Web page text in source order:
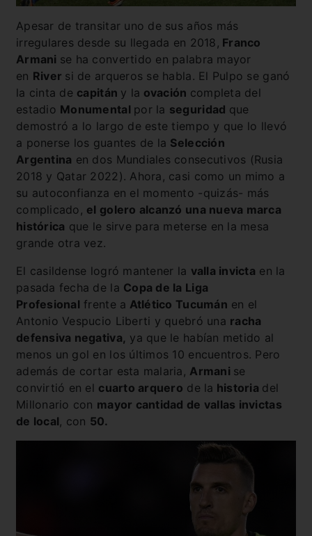
Apesar de transitar uno de sus años más
irregulares desde su llegada en 2018, Franco
Armani se ha convertido en palabra mayor
en River si de arqueros se habla. El Pulpo se ganó
la cinta de capitán y la ovación completa del
estadio Monumental por la seguridad que
demostró a lo largo de este tiempo y que lo llevó
a ponerse los guantes de la Selección
Argentina en dos Mundiales consecutivos (Rusia
2018 y Qatar 2022). Ahora, casi como un mimo a
su autoconfianza en el momento -quizás- más
complicado, el golero alcanzó una nueva marca
histórica que le sirve para meterse en la mesa
grande otra vez.
El casildense logró mantener la valla invicta en la
pasada fecha de la Copa de la Liga
Profesional frente a Atlético Tucumán en el
Antonio Vespucio Liberti y quebró una racha
defensiva negativa, ya que le habían metido al
menos un gol en los últimos 10 encuentros. Pero
además de cortar esta malaria, Armani se
convirtió en el cuarto arquero de la historia del
Millonario con mayor cantidad de vallas invictas
de local, con 50.